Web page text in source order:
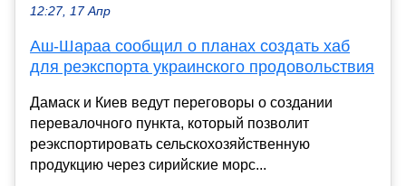
12:27, 17 Апр
Аш-Шараа сообщил о планах создать хаб
для реэкспорта украинского продовольствия
Дамаск и Киев ведут переговоры о создании
перевалочного пункта, который позволит
реэкспортировать сельскохозяйственную
продукцию через сирийские морс...